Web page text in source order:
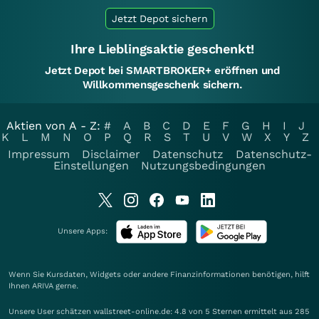
Jetzt Depot sichern
Ihre Lieblingsaktie geschenkt!
Jetzt Depot bei SMARTBROKER+ eröffnen und
Willkommensgeschenk sichern.
Aktien von A - Z: # A B C D E F G H I
J
K
L M N O P Q R S T U V W X Y
Z
Impressum
Disclaimer Datenschutz
Datenschutz-
Einstellungen
Nutzungsbedingungen
Unsere Apps:
Wenn Sie Kursdaten, Widgets oder andere Finanzinformationen benötigen, hilft
Ihnen ARIVA gerne.
Unsere User schätzen wallstreet-online.de: 4.8 von 5 Sternen ermittelt aus 285